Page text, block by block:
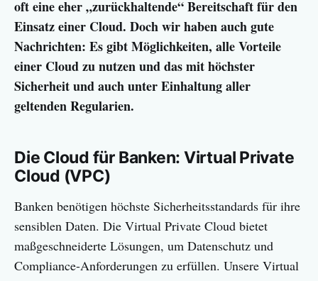
oft eine eher „zurückhaltende“ Bereitschaft für den
Einsatz einer Cloud. Doch wir haben auch gute
Nachrichten: Es gibt Möglichkeiten, alle Vorteile
einer Cloud zu nutzen und das mit höchster
Sicherheit und auch unter Einhaltung aller
geltenden Regularien.
Die Cloud für Banken: Virtual Private
Cloud (VPC)
Banken benötigen höchste Sicherheitsstandards für ihre
sensiblen Daten. Die Virtual Private Cloud bietet
maßgeschneiderte Lösungen, um Datenschutz und
Compliance-Anforderungen zu erfüllen. Unsere Virtual